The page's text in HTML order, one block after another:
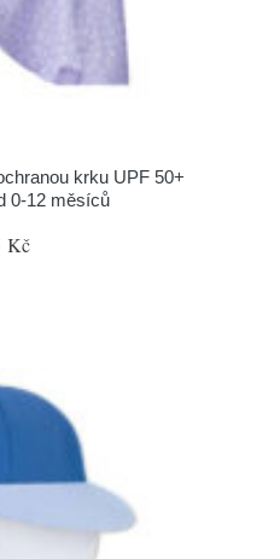
krku UPF 50+
0-12 měsíců
Kč